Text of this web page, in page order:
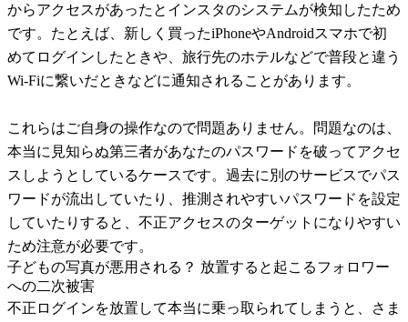
からアクセスがあったとインスタのシステムが検知したため
です。たとえば、新しく買ったiPhoneやAndroidスマホで初
めてログインしたときや、旅行先のホテルなどで普段と違う
Wi-Fiに繋いだときなどに通知されることがあります。
これらはご自身の操作なので問題ありません。問題なのは、
本当に見知らぬ第三者があなたのパスワードを破ってアクセ
スしようとしているケースです。過去に別のサービスでパス
ワードが流出していたり、推測されやすいパスワードを設定
していたりすると、不正アクセスのターゲットになりやすい
ため注意が必要です。
子どもの写真が悪用される？ 放置すると起こるフォロワー
への二次被害
不正ログインを放置して本当に乗っ取られてしまうと、さま